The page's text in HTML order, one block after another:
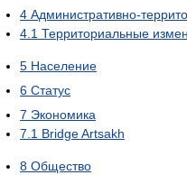
4 Административно-
4.1 Территориальные
5 Население
6 Статус
7 Экономика
7.1 Bridge Artsakh
8 Общество